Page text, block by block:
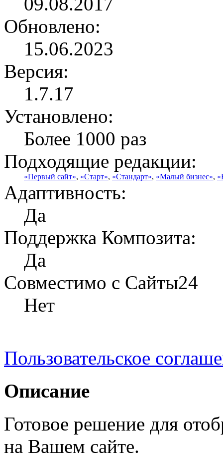
Обновлено:
15.06.2023
Версия:
1.7.17
Установлено:
Более 1000 раз
Подходящие редакции:
«Первый сайт», «Старт», «Стандарт», «Малый бизнес»,
Адаптивность:
Да
Поддержка Композита:
Да
Совместимо с Сайты24
Нет
Пользовательское
Описание
Готовое решение для
на Вашем сайте.